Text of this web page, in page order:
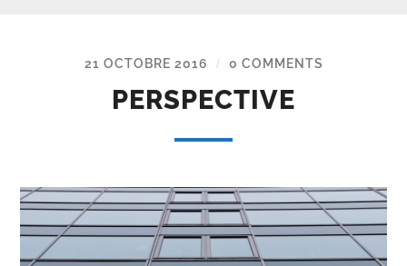
21 OCTOBRE 2016 / 0 COMMENTS
PERSPECTIVE